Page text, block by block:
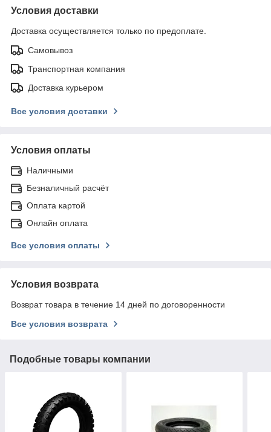
Условия доставки
Доставка осуществляется только по предоплате.
Самовывоз
Транспортная компания
Доставка курьером
Все условия доставки
Условия оплаты
Наличными
Безналичный расчёт
Оплата картой
Онлайн оплата
Все условия оплаты
Условия возврата
Возврат товара в течение 14 дней по договоренности
Все условия возврата
Подобные товары компании